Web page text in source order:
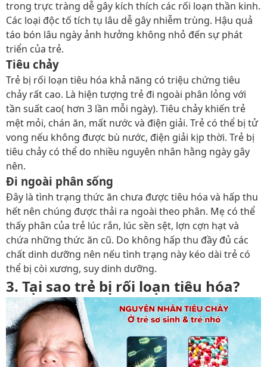
trong trực tràng dễ gây kích thích các rối loạn thần kinh.
Các loại độc tố tích tụ lâu dễ gây nhiễm trùng. Hậu quả
táo bón lâu ngày ảnh hưởng không nhỏ đến sự phát
triển của trẻ.
Tiêu chảy
Trẻ bị rối loạn tiêu hóa khả năng có triệu chứng tiêu
chảy rất cao. Là hiện tượng trẻ đi ngoài phân lỏng với
tần suất cao( hơn 3 lần mỗi ngày). Tiêu chảy khiến trẻ
mệt mỏi, chán ăn, mất nước và điện giải. Trẻ có thể bị tử
vong nếu không được bù nước, điện giải kịp thời. Trẻ bị
tiêu chảy có thể do nhiều nguyên nhân hằng ngày gây
nên.
Đi ngoài phân sống
Đây là tình trạng thức ăn chưa được tiêu hóa và hấp thu
hết nên chúng được thải ra ngoài theo phân. Mẹ có thể
thấy phân của trẻ lúc rắn, lúc sền sệt, lợn cợn hạt và
chứa những thức ăn cũ. Do không hấp thu đầy đủ các
chất dinh dưỡng nên nếu tình trạng này kéo dài trẻ có
thể bị còi xương, suy dinh dưỡng.
3. Tại sao trẻ bị rối loạn tiêu hóa?